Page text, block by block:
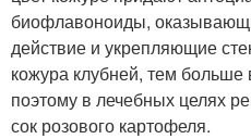
биофлавоноиды,
действие и укрепляющие
кожура клубней, тем
поэтому в лечебных целях
сок розового картофеля.